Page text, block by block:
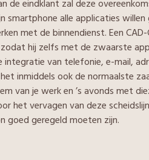
de eindklant zal deze
smartphone alle applicaties
met de binnendienst. Een
hij zelfs met de zwaarste
van telefonie, e-mail,
inmiddels ook de normaalste
van je werk en ’s avonds met
het vervagen van deze
goed geregeld moeten zijn.